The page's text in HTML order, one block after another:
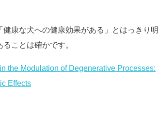
康な犬への健康効果がある」とはっきり明
ことは確かです。
the Modulation of Degenerative Processes:
Effects